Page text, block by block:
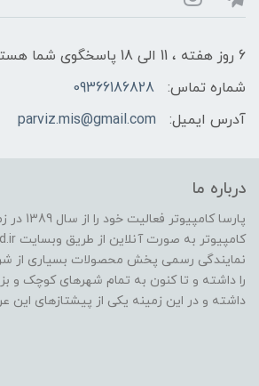
6 روز هفته ، 11 الی 18 پاسخگوی شما هستیم
شماره تماس:
09366186828
آدرس ایمیل:
parviz.mis@gmail.com
درباره ما
پارسا
نمایندگی رسمی پخش محصولات بسیاری از
را داشته و تا کنون به تمام شهرهای کوچک و
داشته و در این زمینه یکی از پیشتازهای این